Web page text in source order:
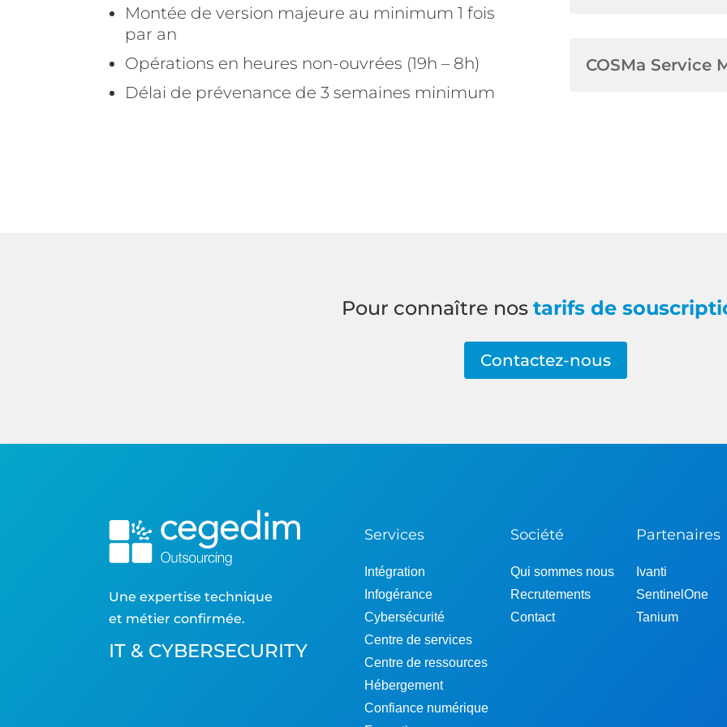
Montée de version majeure au minimum 1 fois
par an
Opérations en heures non-ouvrées (19h – 8h)
Délai de prévenance de 3 semaines minimum
COSMa Service
Pour connaître nos tarifs de
Contactez-nous
Une expertise technique
et métier confirmée.
IT & CYBERSECURITY
Services
Intégration
Infogérance
Cybersécurité
Centre de services
Centre de ressources
Hébergement
Confiance numérique
Société
Qui sommes nous
Recrutements
Contact
Partenaires
Ivanti
SentinelOne
Tanium